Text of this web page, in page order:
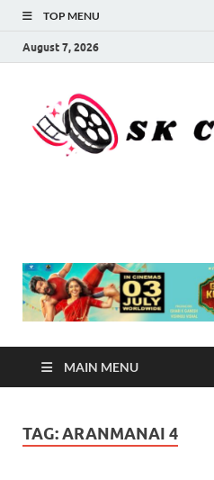
TOP MENU
August 7, 2026
MAIN MENU
TAG:ARANMANAI 4